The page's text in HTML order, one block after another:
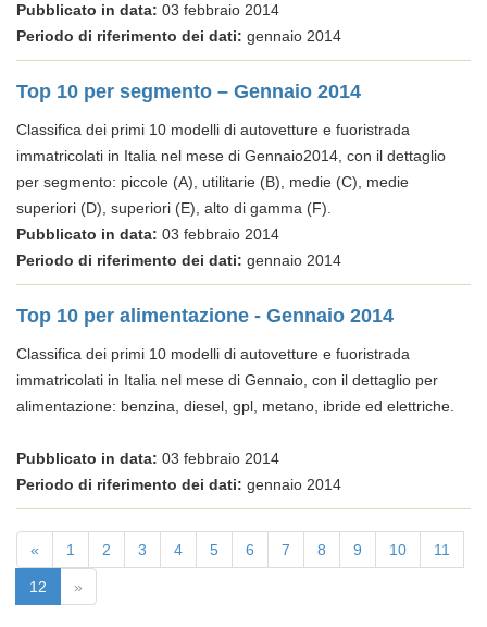
Pubblicato in data: 03 febbraio 2014
Periodo di riferimento dei dati: gennaio 2014
Top 10 per segmento – Gennaio 2014
Classifica dei primi 10 modelli di autovetture e fuoristrada
immatricolati in Italia nel mese di Gennaio2014, con il dettaglio
per segmento: piccole (A), utilitarie (B), medie (C), medie
superiori (D), superiori (E), alto di gamma (F).
Pubblicato in data: 03 febbraio 2014
Periodo di riferimento dei dati: gennaio 2014
Top 10 per alimentazione - Gennaio 2014
Classifica dei primi 10 modelli di autovetture e fuoristrada
immatricolati in Italia nel mese di Gennaio, con il dettaglio per
alimentazione: benzina, diesel, gpl, metano, ibride ed elettriche.
Pubblicato in data: 03 febbraio 2014
Periodo di riferimento dei dati: gennaio 2014
« 1 2 3 4 5 6 7 8 9 10 11
12 »